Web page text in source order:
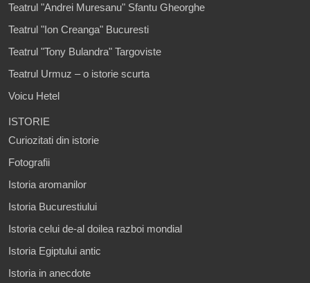
Teatrul "Andrei Muresanu" Sfantu Gheorghe
Teatrul "Ion Creanga" Bucuresti
Teatrul "Tony Bulandra" Targoviste
Teatrul Urmuz – o istorie scurta
Voicu Hetel
ISTORIE
Curiozitati din istorie
Fotografii
Istoria aromanilor
Istoria Bucurestiului
Istoria celui de-al doilea razboi mondial
Istoria Egiptului antic
Istoria in anecdote